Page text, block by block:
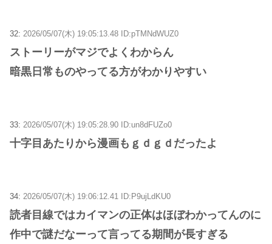
32: 2026/05/07(木) 19:05:13.48 ID:pTMNdWUZ0
ストーリーがマジでよくわからん
暗黒日常ものやってる方がわかりやすい
33: 2026/05/07(木) 19:05:28.90 ID:un8dFUZo0
十字目あたりから漫画もｇｄｇｄだったよ
34: 2026/05/07(木) 19:06:12.41 ID:P9ujLdKU0
読者目線ではカイマンの正体はほぼわかってんのに
作中で謎だなーって言ってる期間が長すぎる